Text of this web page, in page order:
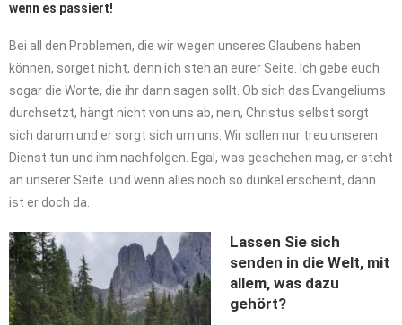
wenn es passiert!
Bei all den Problemen, die wir wegen unseres Glaubens haben
können, sorget nicht, denn ich steh an eurer Seite. Ich gebe euch
sogar die Worte, die ihr dann sagen sollt. Ob sich das Evangeliums
durchsetzt, hängt nicht von uns ab, nein, Christus selbst sorgt
sich darum und er sorgt sich um uns. Wir sollen nur treu unseren
Dienst tun und ihm nachfolgen. Egal, was geschehen mag, er steht
an unserer Seite. und wenn alles noch so dunkel erscheint, dann
ist er doch da.
Lassen Sie sich
senden in die Welt, mit
allem, was dazu
gehört?